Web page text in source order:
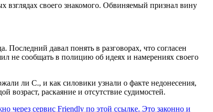
взглядах своего знакомого. Обвиняемый признал вину
давал понять в разговорах, что согласен
не сообщать в полицию об идеях и намерениях своего
ли С., и как силовики узнали о факте недонесения,
раскаяние и отсутствие судимостей.
через сервис Friendly по этой ссылке. Это законно и